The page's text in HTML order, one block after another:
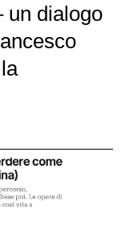
un dialogo